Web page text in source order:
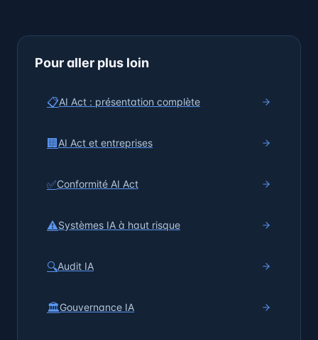
Pour aller plus loin
📋AI Act : présentation complète
🏢 AI Act et entreprises
✅Conformité AI Act
⚠️Systèmes IA à haut risque
🔍Audit IA
🏛️Gouvernance IA